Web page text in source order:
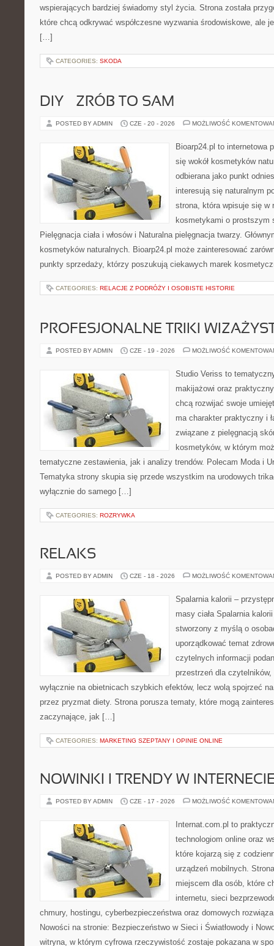
wspierających bardziej świadomy styl życia. Strona została
które chcą odkrywać współczesne wyzwania środowiskowe, ale
[…]
CATEGORIES: SKODA
DIY – ZRÓB TO SAM
POSTED BY ADMIN CZE - 20 - 2026 MOŻLIWOŚĆ
Bioarp24.pl to internetowa
się wokół kosmetyków
odbierana jako punkt
interesują się naturalnym
strona, która wpisuje się w
kosmetykami o prostszym
Pielęgnacja ciała i włosów i Naturalna pielęgnacja twarzy.
kosmetyków naturalnych. Bioarp24.pl może zainteresować
punkty sprzedaży, którzy poszukują ciekawych marek
CATEGORIES: RELACJE Z PODRÓŻY I OSOBISTE HISTORIE
PROFESJONALNE TRIKI
POSTED BY ADMIN CZE - 19 - 2026 MOŻLIWOŚĆ
Studio Veriss to
makijażowi oraz
chcą rozwijać swoje
ma charakter praktyczny i
związane z pielęgnacją
kosmetyków, w którym
tematyczne zestawienia, jak i analizy trendów. Polecam Moda i
Tematyka strony skupia się przede wszystkim na urodowych
wyłącznie do samego […]
CATEGORIES: ROZRYWKA
RELAKS
POSTED BY ADMIN CZE - 18 - 2026 MOŻLIWOŚĆ
Spalarnia kalorii –
masy ciała Spalarnia
stworzony z myślą o
uporządkować temat
czytelnych informacji
przestrzeń dla
wyłącznie na obietnicach szybkich efektów, lecz wolą spojrzeć
przez pryzmat diety. Strona porusza tematy, które mogą
zaczynające, jak […]
CATEGORIES: MARKETING SZEPTANY I OPINIE ONLINE
NOWINKI I TRENDY W
POSTED BY ADMIN CZE - 17 - 2026 MOŻLIWOŚĆ
Internat.com.pl to
technologiom online oraz
które kojarzą się z
urządzeń mobilnych.
miejscem dla osób, które
internetu, sieci
chmury, hostingu, cyberbezpieczeństwa oraz domowych
Nowości na stronie: Bezpieczeństwo w Sieci i Światłowody i
witryna, w którym cyfrowa rzeczywistość zostaje pokazana w